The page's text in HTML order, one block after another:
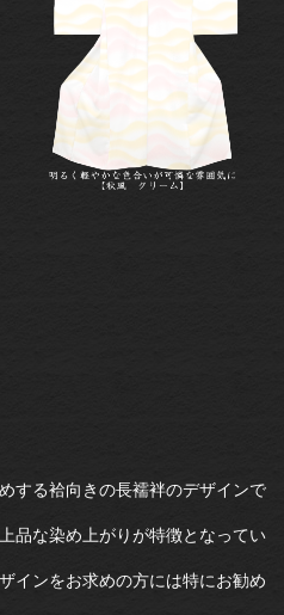
する袷向きの長襦袢のデザインで
品な染め上がりが特徴となってい
インをお求めの方には特にお勧め